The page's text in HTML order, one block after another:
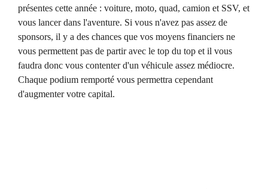
présentes cette année : voiture, moto, quad, camion et SSV, et
vous lancer dans l'aventure. Si vous n'avez pas assez de
sponsors, il y a des chances que vos moyens financiers ne
vous permettent pas de partir avec le top du top et il vous
faudra donc vous contenter d'un véhicule assez médiocre.
Chaque podium remporté vous permettra cependant
d'augmenter votre capital.